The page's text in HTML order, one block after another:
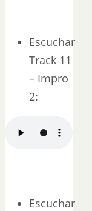
Escuchar
Track 11
– Impro
2:
Escuchar